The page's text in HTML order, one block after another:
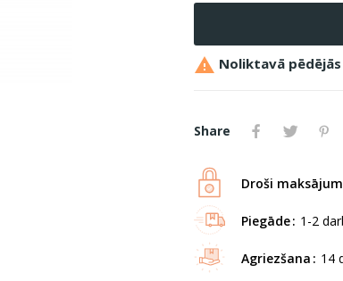
 Noliktavā
Share
Droši
Piegāde 1-2
Agriezšana 14